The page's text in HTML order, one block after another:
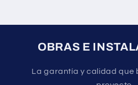
OBRAS E
La garantía y calidad que